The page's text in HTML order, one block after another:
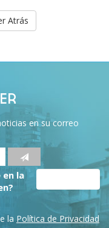
Atrás
en su correo
en la
la Política de Privacidad